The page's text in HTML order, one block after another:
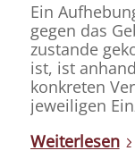
Ein
gegen das
zustande
ist, ist
konkreten
jeweiligen
Weiterlesen